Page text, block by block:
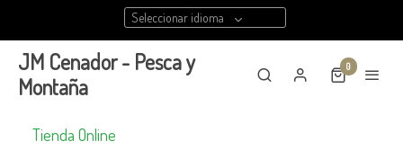
Seleccionar idioma
JM Cenador - Pesca y
Montaña
0
Tienda Online